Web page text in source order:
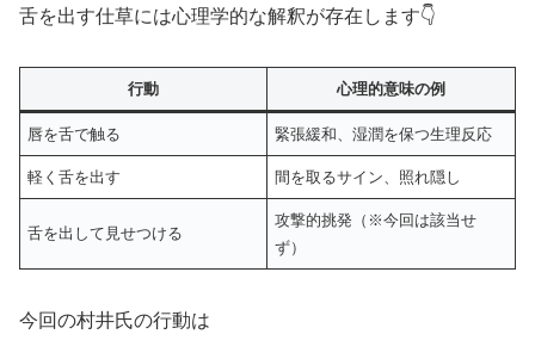
舌を出す仕草には心理学的な解釈が存在します👇
行動 心理的意味の例
唇を舌で触る 緊張緩和、湿潤を保つ生理反応
軽く舌を出す 間を取るサイン、照れ隠し
舌を出して見せつける
攻撃的挑発（※今回は該当せ
ず）
今回の村井氏の行動は